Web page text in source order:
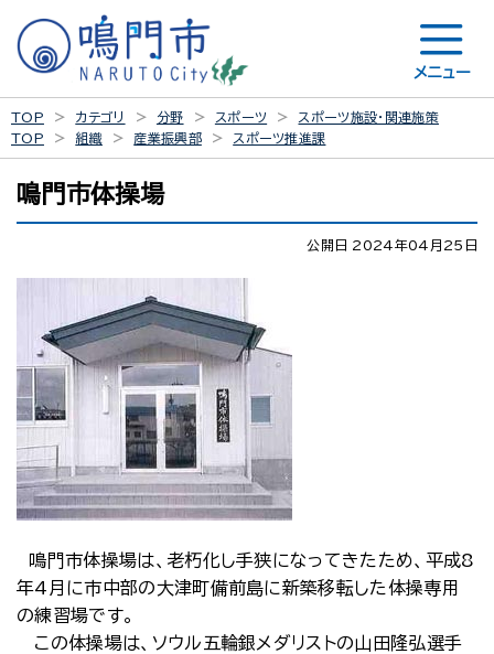
メニュー
TOP カテゴリ 分野 スポーツ
スポーツ施設・関連施策
TOP
組織 産業振興部 スポーツ推進課
鳴門市体操場
公開日 2024年04月25日
鳴門市体操場は、老朽化し手狭になってきたため、平成8
年4月に市中部の大津町備前島に新築移転した体操専用
の練習場です。
この体操場は、ソウル五輪銀メダリストの山田隆弘選手